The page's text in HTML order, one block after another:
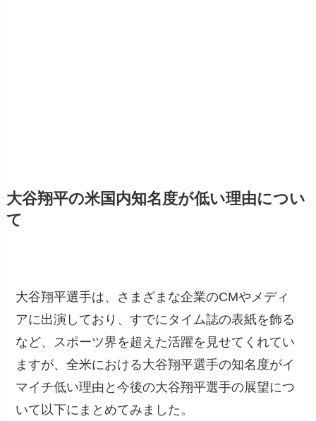
大谷翔平の米国内知名度が低い理由につい
て
大谷翔平選手は、さまざまな企業のCMやメディ
アに出演しており、すでにタイム誌の表紙を飾る
など、スポーツ界を超えた活躍を見せてくれてい
ますが、全米における大谷翔平選手の知名度がイ
マイチ低い理由と今後の大谷翔平選手の展望につ
いて以下にまとめてみました。